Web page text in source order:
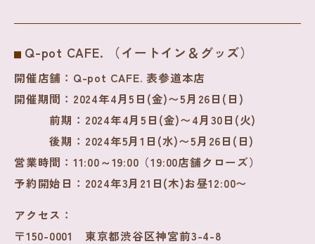
Q-pot CAFE. （イートイン＆グッズ）
開催店舗： Q-pot CAFE. 表参道本店
開催期間： 2024年4月5日(金)〜5月26日(日)
前期： 2024年4月5日(金)〜4月30日(火)
後期： 2024年5月1日(水)〜5月26日(日)
営業時間： 11:00～19:00（19:00店舗クローズ）
予約開始日： 2024年3月21日(木)お昼12:00〜
アクセス：
〒150-0001 東京都渋谷区神宮前3-4-8